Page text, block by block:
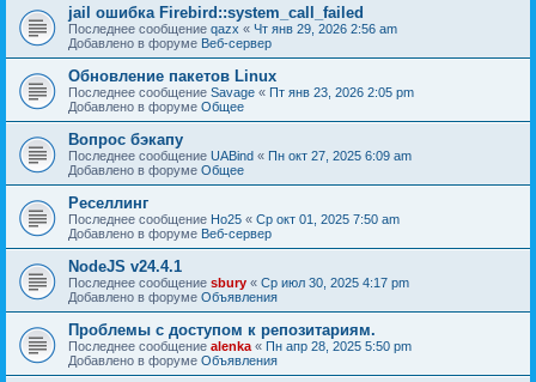
jail ошибка Firebird::system_call_failed
Последнее сообщение qazx « Чт янв 29, 2026 2:56 am
Добавлено в форуме Веб-сервер
Обновление пакетов Linux
Последнее сообщение Savage « Пт янв 23, 2026 2:05 pm
Добавлено в форуме Общее
Вопрос бэкапу
Последнее сообщение UABind « Пн окт 27, 2025 6:09 am
Добавлено в форуме Общее
Реселлинг
Последнее сообщение Ho25 « Ср окт 01, 2025 7:50 am
Добавлено в форуме Веб-сервер
NodeJS v24.4.1
Последнее сообщение sbury « Ср июл 30, 2025 4:17 pm
Добавлено в форуме Объявления
Проблемы с доступом к репозитариям.
Последнее сообщение alenka « Пн апр 28, 2025 5:50 pm
Добавлено в форуме Объявления